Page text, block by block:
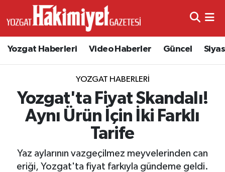
Yozgat Haberleri Video Haberler Güncel
YOZGAT HABERLERI
Yozgat'ta Fiyat Skandalı!
Aynı Ürün İçin İki Farklı
Tarife
Yaz aylarının vazgeçilmez meyvelerinden can
eriği, Yozgat'ta fiyat farkıyla gündeme geldi.